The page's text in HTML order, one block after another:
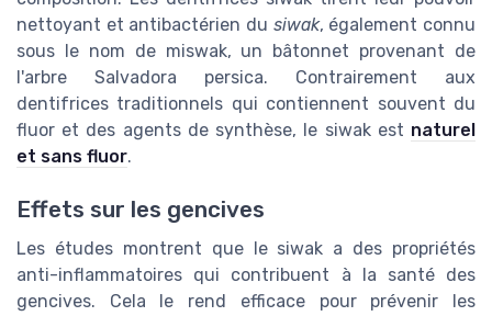
nettoyant et antibactérien du siwak, également connu
sous le nom de miswak, un bâtonnet provenant de
l'arbre Salvadora persica. Contrairement aux
dentifrices traditionnels qui contiennent souvent du
fluor et des agents de synthèse, le siwak est naturel
et sans fluor.
Effets sur les gencives
Les études montrent que le siwak a des propriétés
anti-inflammatoires qui contribuent à la santé des
gencives. Cela le rend efficace pour prévenir les